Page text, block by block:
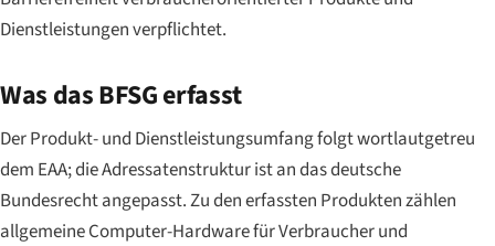
Dienstleistungen verpflichtet.
Was das BFSG erfasst
Der Produkt- und Dienstleistungsumfang folgt wortlautgetreu
dem EAA; die Adressatenstruktur ist an das deutsche
Bundesrecht angepasst. Zu den erfassten Produkten zählen
allgemeine Computer-Hardware für Verbraucher und